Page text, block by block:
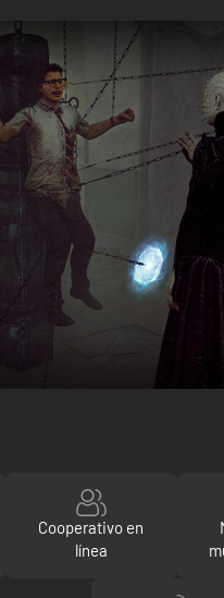
Cooperativo en
línea